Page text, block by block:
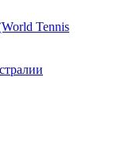
Tennis